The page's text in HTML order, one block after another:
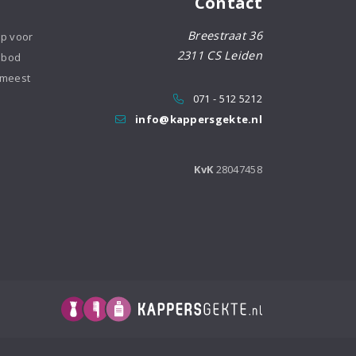
voor
Breestraat 36
2311 CS Leiden
071 - 512 5212
info@kappersgekte.nl
KvK 28047458